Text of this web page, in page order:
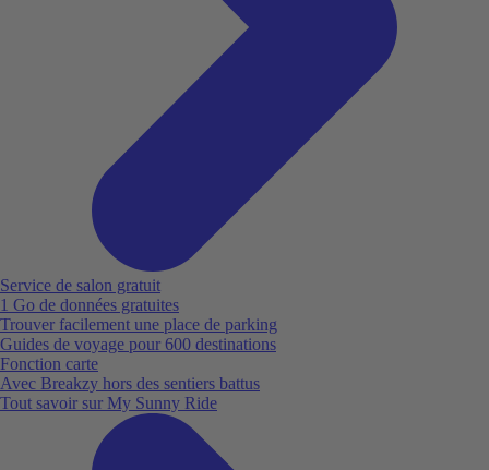
Service de salon gratuit
1 Go de données gratuites
Trouver facilement une place de parking
Guides de voyage pour 600 destinations
Fonction carte
Avec Breakzy hors des sentiers battus
Tout savoir sur My Sunny Ride